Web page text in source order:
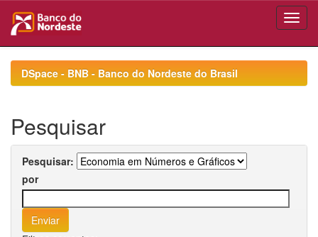
navigationDSpace - BNB - Banco do Nordeste do Brasil
Pesquisar
Pesquisar:
por